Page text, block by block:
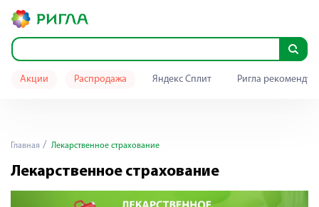
Акции Распродажа Яндекс Сплит Ригла
Главная Лекарственное страхование
Лекарственное страхование